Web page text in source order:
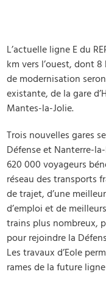
L’actuelle ligne E du
km vers l’ouest, dont
de modernisation
existante, de la gare
Mantes-la-Jolie.
Trois nouvelles gares
Défense et Nanterre-
620 000 voyageurs
réseau des transports
de trajet, d’une
d’emploi et de
trains plus nombreux,
pour rejoindre la
Les travaux d’Eole
rames de la future ligne